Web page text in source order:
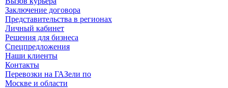
Заключение договора
Представительства в регионах
Личный кабинет
Решения для бизнеса
Спецпредложения
Наши клиенты
Контакты
Перевозки на ГАЗели по
Москве и области